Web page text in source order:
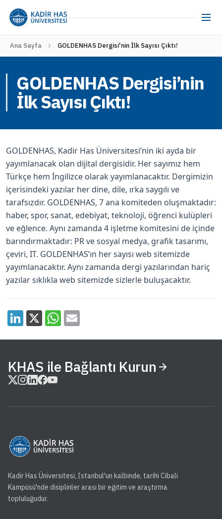
Ana Sayfa GOLDENHAS Dergisi'nin İlk Sayısı Çıktı!
GOLDENHAS Dergisi’nin
İlk Sayısı Çıktı!
GOLDENHAS, Kadir Has Üniversitesi’nin iki ayda bir
yayımlanacak olan dijital dergisidir. Her sayımız hem
Türkçe hem İngilizce olarak yayımlanacaktır. Dergimizin
içerisindeki yazılar her dine, dile, ırka saygılı ve
tarafsızdır. GOLDENHAS, 7 ana komiteden oluşmaktadır:
haber, spor, sanat, edebiyat, teknoloji, öğrenci kulüpleri
ve eğlence. Aynı zamanda 4 işletme komitesini de içinde
barındırmaktadır: PR ve sosyal medya, grafik tasarımı,
çeviri, IT. GOLDENHAS’ın her sayısı web sitemizde
yayımlanacaktır. Aynı zamanda dergi yazılarından hariç
yazılar sıklıkla web sitemizde sizlerle buluşacaktır.
KHAS ile Bağlantı Kurun
Kadir Has Üniversitesi, İstanbul'un kalbinde, tarihi Cibali
Kampüsü'nde disiplinler arası bir eğitim ve araştırma
topluluğudur.